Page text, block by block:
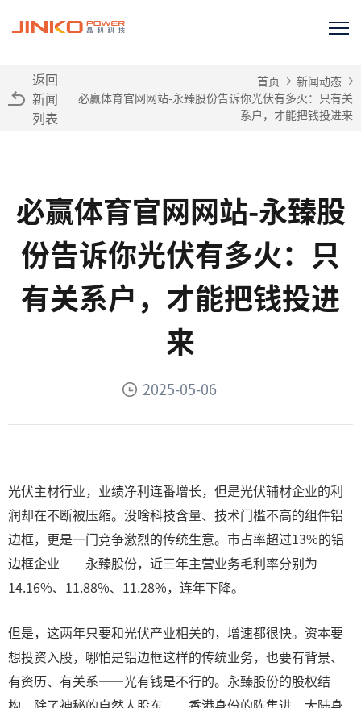
返回
新闻
列表
首页
新闻动态
必赢体育官网网站-永臻股份告诉你光伏有多火：只有关
系户，才能把钱投进来
必赢体育官网网站-永臻股
份告诉你光伏有多火：只
有关系户，才能把钱投进
来
2025-05-06
光伏主材行业，业绩净利连番增长，但是光伏辅材企业的利
润却在不断被压缩。没啥科技含量、技术门槛不高的组件铝
边框，更是一门竞争激烈的传统生意。市占率超过13%的铝
边框企业——永臻股份，近三年主营业务毛利率分别为
14.16%、11.88%、11.28%，连年下降。
但是，这两年只要和光伏产业相关的，增速都很快。资本要
想投资入股，哪怕是铝边框这样的传统业务，也要有背景、
有资历、有关系——光有钱是不行的。永臻股份的股权结